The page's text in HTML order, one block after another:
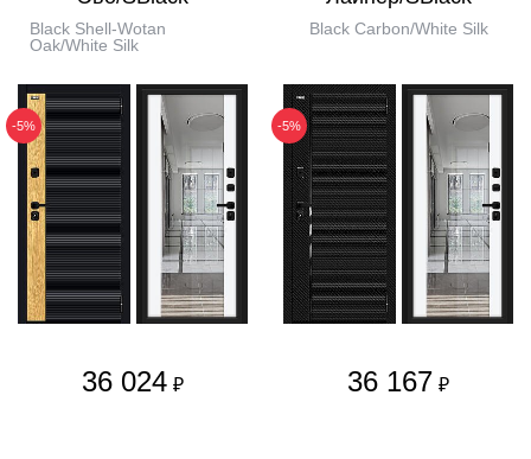
Black Shell-Wotan
Oak/White Silk
-5%
36 024 ₽
Black Carbon/White Silk
-5%
36 167 ₽